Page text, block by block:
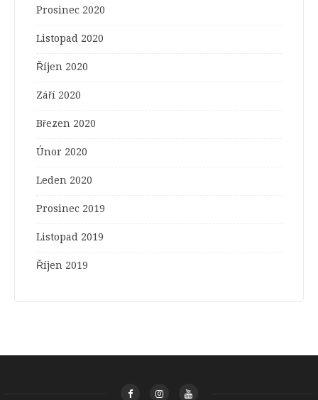
Prosinec 2020
Listopad 2020
Říjen 2020
Září 2020
Březen 2020
Únor 2020
Leden 2020
Prosinec 2019
Listopad 2019
Říjen 2019